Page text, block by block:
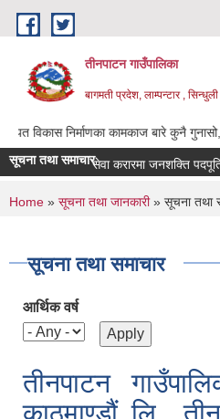
Skip to main content
तीनपाटन गाउँपालिका
बागमती प्रदेश, लाम्पन्टार , सिन्धुली
कामकाज बारे कुनै गुनासो, राय
सूचना तथा समाचार
सेवा करारमा जनशक्ति पदपूर्ति गर्ने
You are here
Home » सूचना तथा जानकारी» सूचना तथा
सूचना तथा समाचार
आर्थिक वर्ष
तीनपाटन